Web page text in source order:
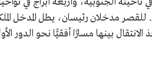
مدخلان رئيسان، يطل المدخل
بينها مسارًا أفقيًّا نحو الدور